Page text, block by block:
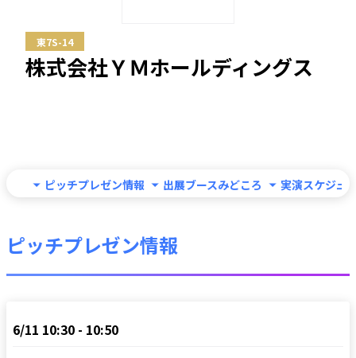
東7S-14
株式会社ＹＭホールディングス
ピッチプレゼン情報 出展ブースみどころ 実演スケジュ
ピッチプレゼン情報
6/11 10:30 - 10:50